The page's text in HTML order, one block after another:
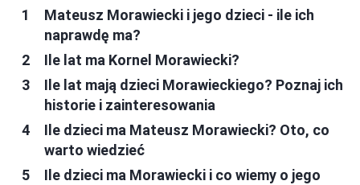
Mateusz Morawiecki i jego dzieci - ile ich
naprawdę ma?
Ile lat ma Kornel Morawiecki?
Ile lat mają dzieci Morawieckiego? Poznaj ich
historie i zainteresowania
Ile dzieci ma Mateusz Morawiecki? Oto, co
warto wiedzieć
Ile dzieci ma Morawiecki i co wiemy o jego